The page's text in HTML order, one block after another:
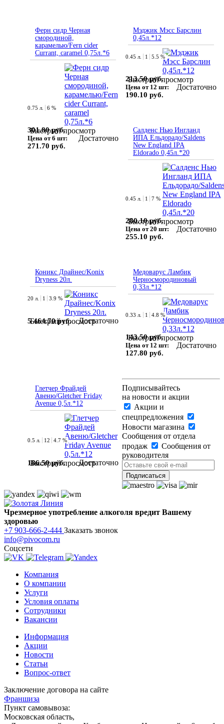
Ферн сидр Черная
смородиной,
карамелью/Fern cider
Currant, caramel 0,75л.*6
Быстрый просмотр
0.75 л. 6 %
301.80 руб.
Цена от 6 шт:
271.70 руб.
Достаточно
Мэджик Мэсс Барслин
0,45л.*12
Быстрый просмотр
0.45 л. 1 5.5 %
213.50 руб.
Цена от 12 шт:
190.10 руб.
Достаточно
Салденс Нью Ингланд
ИПА Ельдорадо/Saldens
New England IPA
Eldorado 0,45л.*20
Быстрый просмотр
0.45 л. 1 7 %
280.10 руб.
Цена от 20 шт:
255.10 руб.
Достаточно
Коникс Драйнес/Konix
Dryness 20л.
Быстрый просмотр
20 л. 1 3.9 %
5 464.70 руб. Достаточно
Медоварус Ламбик
Черносмородиновый
0,33л.*12
Быстрый просмотр
0.33 л. 1 4.8 %
143.50 руб.
Цена от 12 шт:
127.80 руб.
Достаточно
Глетчер Фрайдей
Авеню/Gletcher Friday
Avenue 0,5л.*12
Быстрый просмотр
0.5 л. 12 4.7 %
186.50 руб. Достаточно
Подписывайтесь
на новости и акции
Акции и
спецпредложения
Новости магазина
Сообщения от отдела
продаж
Сообщения от
руководителя
Чрезмерное употребление алкоголя вредит Вашему
здоровью
+7 903-666-2-444 Заказать звонок
info@pivocom.ru
Соцсети
Компания
О компании
Услуги
Условия оплаты
Сотрудники
Вакансии
Информация
Акции
Новости
Статьи
Вопрос-ответ
Заключение договора на сайте
Франшиза
Пункт самовывоза:
Московская область,